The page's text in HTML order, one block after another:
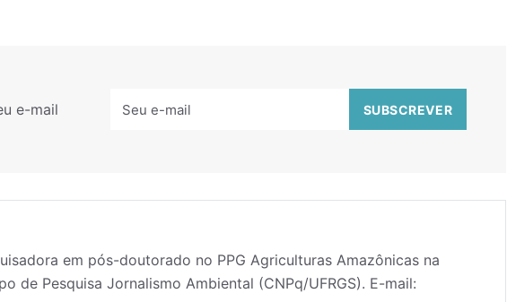
e-mail
em pós-doutorado no PPG Agriculturas Amazônicas na
de Pesquisa Jornalismo Ambiental (CNPq/UFRGS). E-mail: